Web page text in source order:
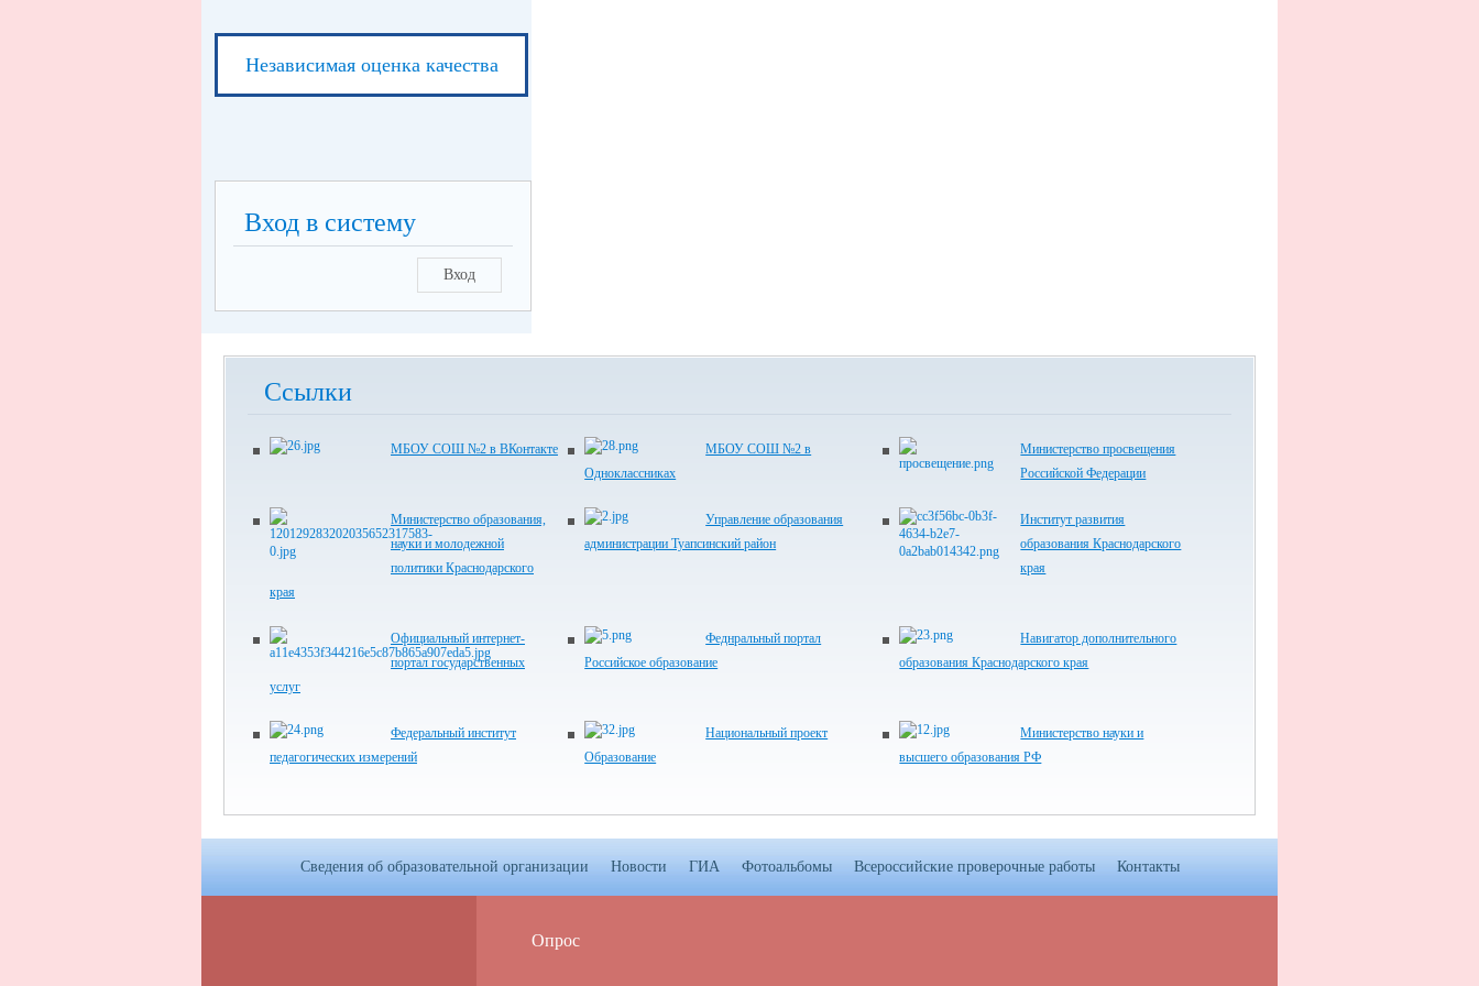
Независимая оценка качества
Вход в систему
Вход
Ссылки
МБОУ СОШ №2 в ВКонтакте
МБОУ СОШ №2 в
Одноклассниках
Министерство просвещения
Российской Федерации
Министерство образования,
науки и молодежной
политики Краснодарского
края
Управление образования
администрации Туапсинский район
Институт развития
образования Краснодарского
края
Официальный интернет-
портал государственных
услуг
Феднральный портал
Российское образование
Навигатор дополнительного
образования Краснодарского края
Федеральный институт
педагогических измерений
Национальный проект
Образование
Министерство науки и
высшего образования РФ
Сведения об образовательной организации Новости ГИА Фотоальбомы Всероссийские проверочные работы Контакты
Опрос